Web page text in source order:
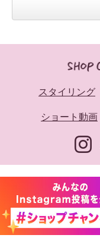
スタイリング
ショート動画